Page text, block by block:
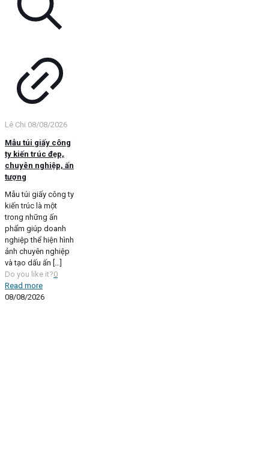
Lê Chi 08/08/2026
Mẫu túi giấy công
ty kiến trúc đẹp,
chuyên nghiệp, ấn
tượng
Mẫu túi giấy công ty
kiến trúc là một
trong những ấn
phẩm giúp doanh
nghiệp thể hiện hình
ảnh chuyên nghiệp
và tạo dấu ấn […]
Do you like it?0
Read more
08/08/2026